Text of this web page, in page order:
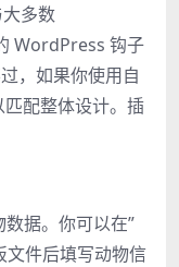
多数
WordPress 钩子
，如果你使用自
匹配整体设计。插
据。你可以在”
文件后填写动物信